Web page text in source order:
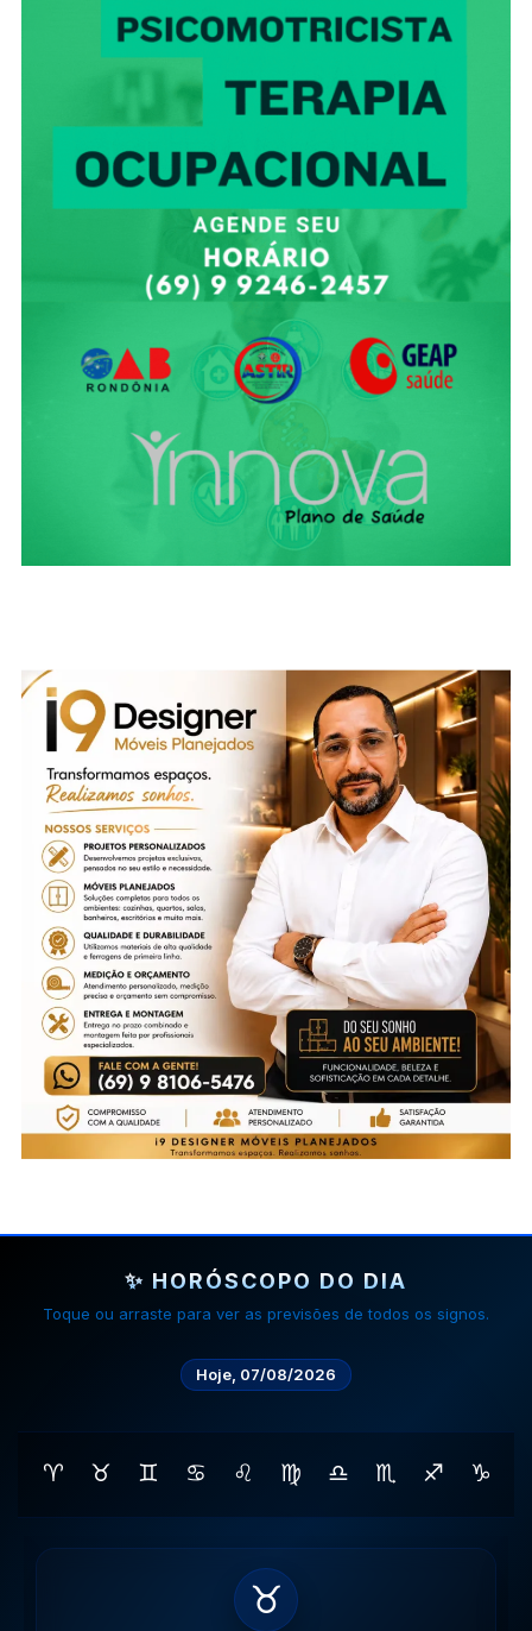
✨ HORÓSCOPO DO DIA
Toque ou arraste para ver as previsões de todos os signos.
Hoje, 07/08/2026
♈ ♉ ♊ ♋ ♌ ♍ ♎ ♏ ♐ ♑
♊